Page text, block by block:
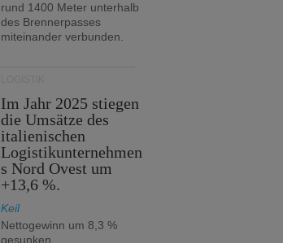
rund 1400 Meter unterhalb
des Brennerpasses
miteinander verbunden.
Im Jahr 2025 stiegen
die Umsätze des
italienischen
Logistikunternehmen
s Nord Ovest um
+13,6 %.
Keil
Nettogewinn um 8,3 %
gesunken